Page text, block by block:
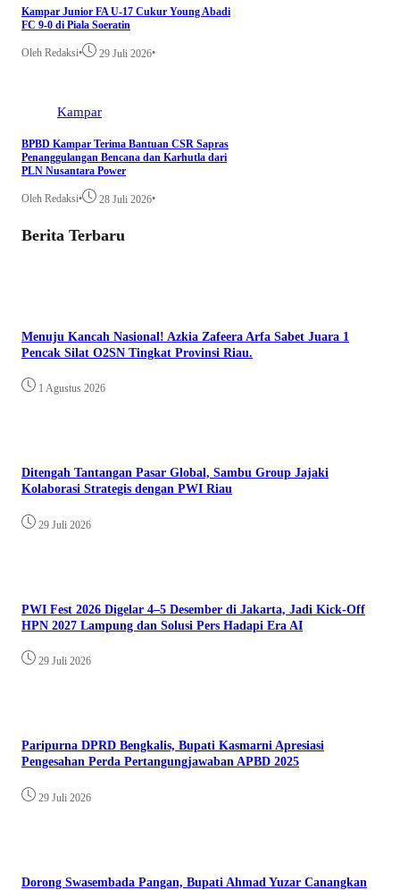
Kampar Junior FA U-17 Cukur Young Abadi
FC 9-0 di Piala Soeratin
Oleh Redaksi• 29 Juli 2026•
Kampar
BPBD Kampar Terima Bantuan CSR Sapras
Penanggulangan Bencana dan Karhutla dari
PLN Nusantara Power
Oleh Redaksi• 28 Juli 2026•
Berita Terbaru
Menuju Kancah Nasional! Azkia Zafeera Arfa Sabet Juara 1
Pencak Silat O2SN Tingkat Provinsi Riau.
1 Agustus 2026
Ditengah Tantangan Pasar Global, Sambu Group Jajaki
Kolaborasi Strategis dengan PWI Riau
29 Juli 2026
PWI Fest 2026 Digelar 4–5 Desember di Jakarta, Jadi Kick-Off
HPN 2027 Lampung dan Solusi Pers Hadapi Era AI
29 Juli 2026
Paripurna DPRD Bengkalis, Bupati Kasmarni Apresiasi
Pengesahan Perda Pertangungjawaban APBD 2025
29 Juli 2026
Dorong Swasembada Pangan, Bupati Ahmad Yuzar Canangkan